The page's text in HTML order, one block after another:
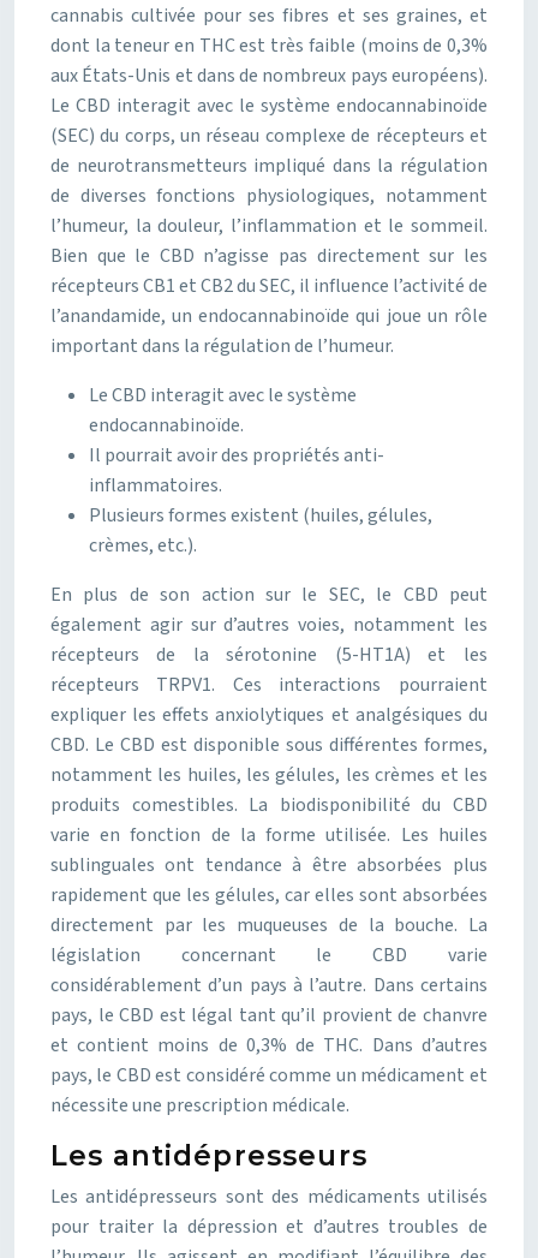
cannabis cultivée pour ses fibres et ses graines, et
dont la teneur en THC est très faible (moins de 0,3%
aux États-Unis et dans de nombreux pays européens).
Le CBD interagit avec le système endocannabinoïde
(SEC) du corps, un réseau complexe de récepteurs et
de neurotransmetteurs impliqué dans la régulation
de diverses fonctions physiologiques, notamment
l’humeur, la douleur, l’inflammation et le sommeil.
Bien que le CBD n’agisse pas directement sur les
récepteurs CB1 et CB2 du SEC, il influence l’activité de
l’anandamide, un endocannabinoïde qui joue un rôle
important dans la régulation de l’humeur.
Le CBD interagit avec le système
endocannabinoïde.
Il pourrait avoir des propriétés anti-
inflammatoires.
Plusieurs formes existent (huiles, gélules,
crèmes, etc.).
En plus de son action sur le SEC, le CBD peut
également agir sur d’autres voies, notamment les
récepteurs de la sérotonine (5-HT1A) et les
récepteurs TRPV1. Ces interactions pourraient
expliquer les effets anxiolytiques et analgésiques du
CBD. Le CBD est disponible sous différentes formes,
notamment les huiles, les gélules, les crèmes et les
produits comestibles. La biodisponibilité du CBD
varie en fonction de la forme utilisée. Les huiles
sublinguales ont tendance à être absorbées plus
rapidement que les gélules, car elles sont absorbées
directement par les muqueuses de la bouche. La
législation concernant le CBD varie
considérablement d’un pays à l’autre. Dans certains
pays, le CBD est légal tant qu’il provient de chanvre
et contient moins de 0,3% de THC. Dans d’autres
pays, le CBD est considéré comme un médicament et
nécessite une prescription médicale.
Les antidépresseurs
Les antidépresseurs sont des médicaments utilisés
pour traiter la dépression et d’autres troubles de